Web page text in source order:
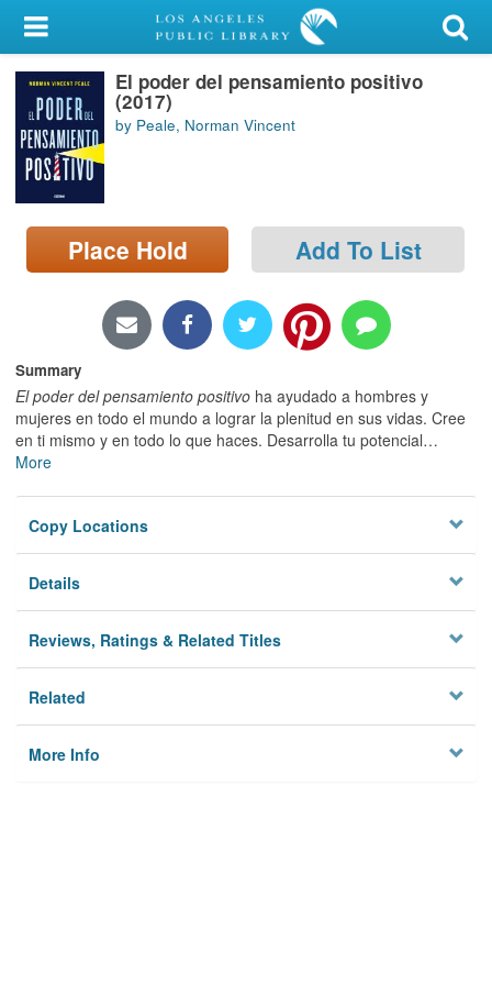
My Account
Library Card
Sign In
Search
Locations/Hours (external
page)
El poder del pensamiento positivo
(2017)
by Peale, Norman Vincent
Place Hold Add To List
Summary
El poder del pensamiento positivo ha ayudado a hombres y
mujeres en todo el mundo a lograr la plenitud en sus vidas. Cree
en ti mismo y en todo lo que haces. Desarrolla tu potencial…
More
Copy Locations
Details
Reviews, Ratings & Related Titles
Related
More Info